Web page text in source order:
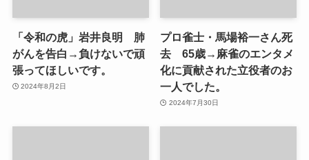
「令和の虎」岩井良明 肺
がんを告白→負けないで頑
張ってほしいです。
2024年8月2日
プロ雀士・馬場裕一さん死
去 65歳→麻雀のエンタメ
化に貢献された立役者のお
一人でした。
2024年7月30日